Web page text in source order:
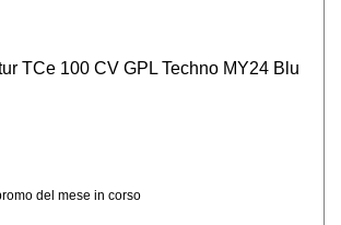
TCe 100 CV GPL Techno MY24 Blu
del mese in corso